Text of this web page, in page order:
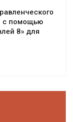
с помощью
8» для